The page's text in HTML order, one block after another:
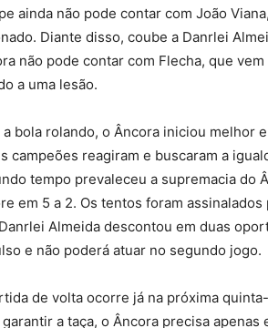
ainda não pode contar com João
Diante disso, coube a Danrlei
não pode contar com Flecha, que
a uma lesão.
a bola rolando, o Âncora iniciou melhor
campeões reagiram e buscaram a
tempo prevaleceu a supremacia do
em 5 a 2. Os tentos foram
Almeida descontou em duas
e não poderá atuar no segundo jogo.
de volta ocorre já na próxima
garantir a taça, o Âncora precisa